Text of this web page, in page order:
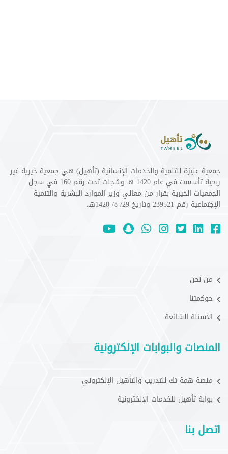
جمعية عنيزة للتنمية والخدمات الإنسانية (تأهيل) هي جمعية خيرية غير
ربحية تأسست في عام 1420 هـ وسُجلت تحت رقم 160 في سجل
الجمعيات الخيرية بقرار من معالي وزير الموارد البشرية والتنمية
الإجتماعية رقم 239521 وتاريخ 29/ 8/ 1420هـ،
من نحن
حوكمتنا
الأسئلة الشائعة
المنصات والبوابات الإلكترونية
منصة همة تك للتدريب والتأهيل الإلكتروني
بوابة تأهيل للخدمات الإلكترونية
اتصل بنا